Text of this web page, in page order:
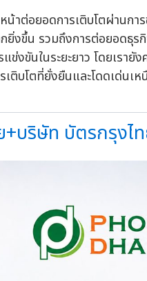
น้าต่อยอดการเติบโตผ่านก
ขึ้น รวมถึงการต่อยอดธุรกิ
งขันในระยะยาว โดยเรายั
เติบโตที่ยั่งยืนและโดดเด่นเ
บริษัท บัตรกรุงไ